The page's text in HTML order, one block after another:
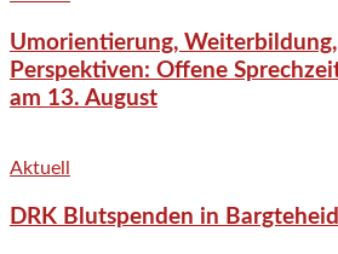
Umorientierung,
Perspektiven: Offene
am 13. August
Aktuell
DRK Blutspenden in